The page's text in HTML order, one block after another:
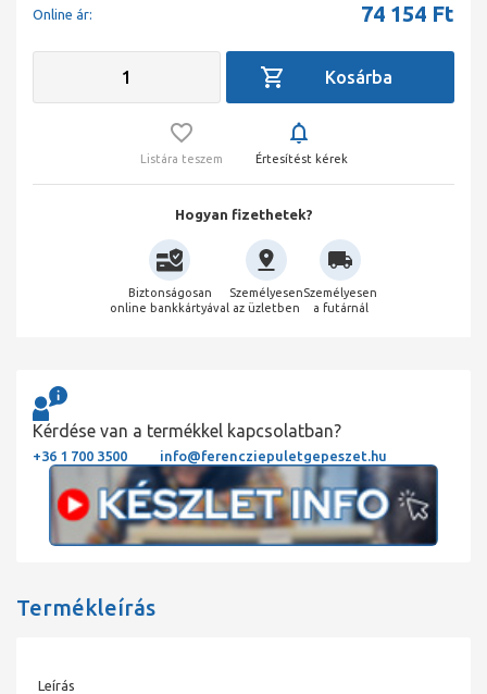
Online ár: 74 154 Ft
Listára teszem Értesítést kérek
Hogyan fizethetek?
Biztonságosan
online bankkártyával
Személyesen
az üzletben
Személyesen
a futárnál
Kérdése van a termékkel kapcsolatban?
+36 1 700 3500 info@ferencziepuletgepeszet.hu
Termékleírás
Leírás